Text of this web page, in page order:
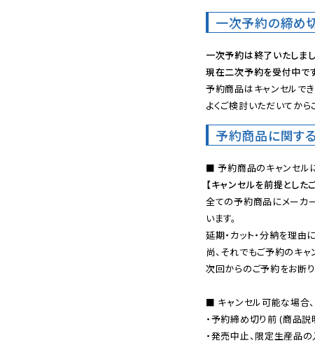
一次予約の締め
一次予約は終了いたしまし
現在二次予約を受付中です
予約商品はキャンセルで
よくご検討いただいてから
予約商品に関す
【キャンセルを前提とし
全ての予約商品にメーカ
います。
延期・カット・分納を理由
尚、それでもご予約のキ
次回からのご予約をお断
■ キャンセル可能な場合
・予約締め切り前 (商品
・発売中止、限定生産品